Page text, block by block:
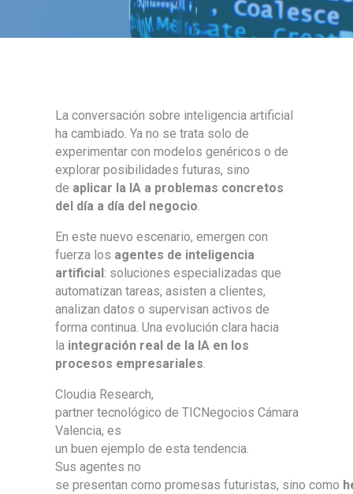
La conversación sobre inteligencia artificial
ha cambiado. Ya no se trata solo de
experimentar con modelos genéricos o de
explorar posibilidades futuras, sino
de aplicar la IA a problemas concretos
del día a día del negocio.
En este nuevo escenario, emergen con
fuerza los agentes de inteligencia
artificial : soluciones especializadas que
automatizan tareas, asisten a clientes,
analizan datos o supervisan activos de
forma continua. Una evolución clara hacia
la integración real de la IA en los
procesos empresariales.
Cloudia Research,
partner tecnológico de TICNegocios Cámara
Valencia, es
un buen ejemplo de esta tendencia.
Sus agentes no
se presentan como promesas futuristas, sino como